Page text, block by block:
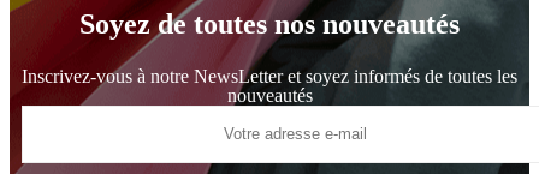
Soyez de toutes nos nouveautés
Inscrivez-vous à notre NewsLetter et soyez informés de toutes les
nouveautés